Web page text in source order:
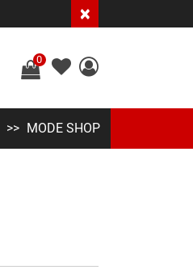
×
0
MODE SHOP